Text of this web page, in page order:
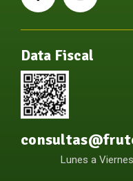
Data Fiscal
Lunes a